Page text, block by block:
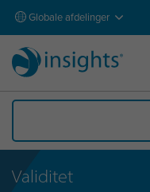
Globale afdelinger
Validitet